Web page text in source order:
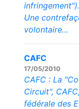
infringement").
Une
volontaire…
CAFC
17/05/2010
CAFC : La
Circuit",
fédérale des